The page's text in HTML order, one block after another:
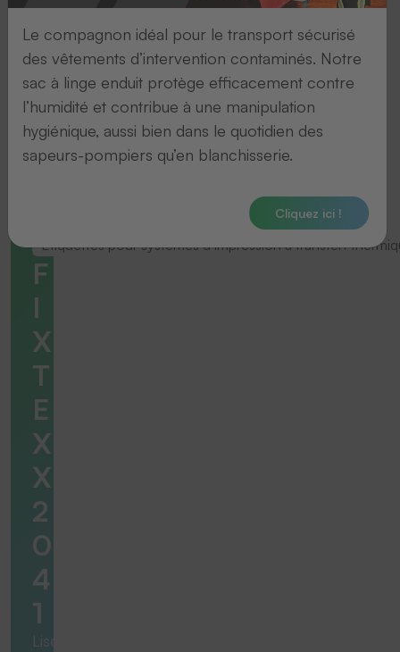
Étiquettes pour systèmes d’impression à transfert
F
I
X
T
E
X
X
2
0
4
1
Liserés
Le compagnon idéal pour le transport sécurisé
des vêtements d’intervention contaminés. Notre
sac à linge enduit protège efficacement contre
l’humidité et contribue à une manipulation
hygiénique, aussi bien dans le quotidien des
sapeurs-pompiers qu’en blanchisserie.
Cliquez ici !